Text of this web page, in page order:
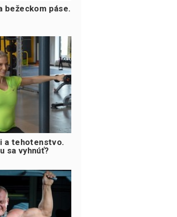
bežeckom páse.
a tehotenstvo.
sa vyhnúť?